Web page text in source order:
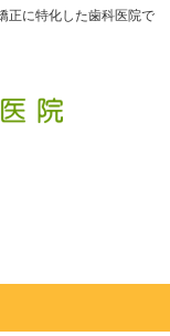
正に特化した歯科医院で